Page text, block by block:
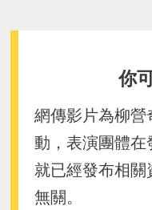
你
網傳影片為柳
動，表演團體
就已經發布相
無關。